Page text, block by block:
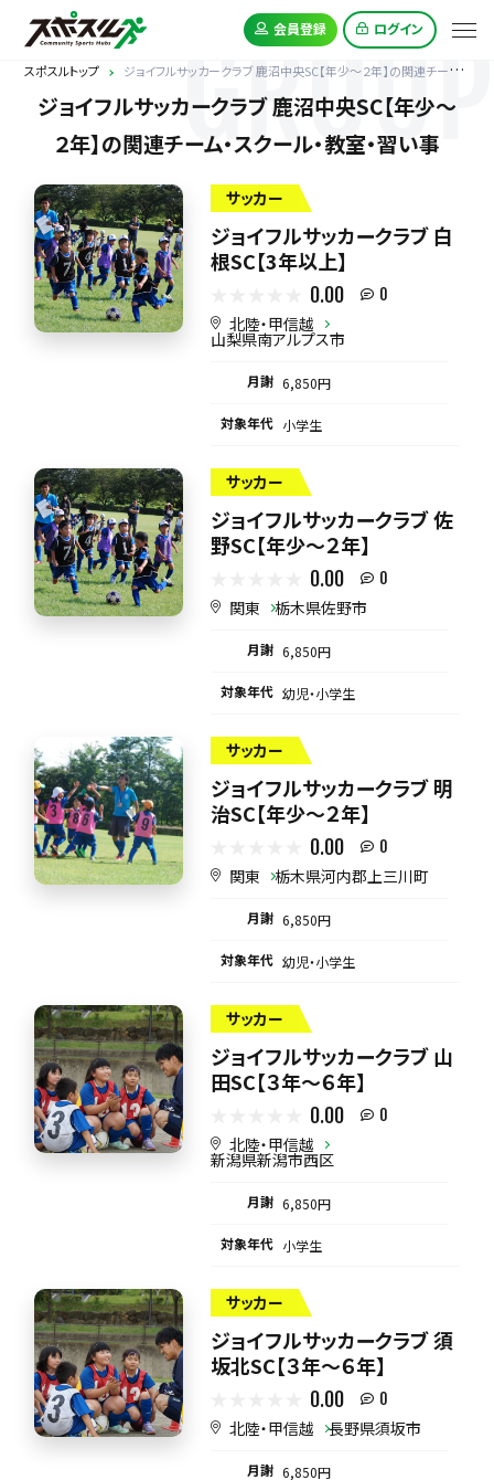
会員登録 ログイン
スポスルトップ ジョイフルサッカークラブ 鹿沼中央SC【年少～２年】の関連チーム
ジョイフルサッカークラブ 鹿沼中央SC【年少～
２年】の関連チーム・スクール・教室・習い事
GROUP
サッカー
ジョイフルサッカークラブ 白
根SC【3年以上】
0.00 0
北陸・甲信越
山梨県南アルプス市
月謝 6,850円
対象年代 小学生
サッカー
ジョイフルサッカークラブ 佐
野SC【年少～２年】
0.00 0
関東 栃木県佐野市
月謝 6,850円
対象年代 幼児・小学生
サッカー
ジョイフルサッカークラブ 明
治SC【年少～２年】
0.00 0
関東 栃木県河内郡上三川町
月謝 6,850円
対象年代 幼児・小学生
サッカー
ジョイフルサッカークラブ 山
田SC【３年～６年】
0.00 0
北陸・甲信越
新潟県新潟市西区
月謝 6,850円
対象年代 小学生
サッカー
ジョイフルサッカークラブ 須
坂北SC【３年～６年】
0.00 0
北陸・甲信越 長野県須坂市
月謝 6,850円